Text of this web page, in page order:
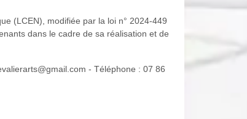
(LCEN), modifiée par la loi n° 2024-449
dans le cadre de sa réalisation et de
- Téléphone : 07 86